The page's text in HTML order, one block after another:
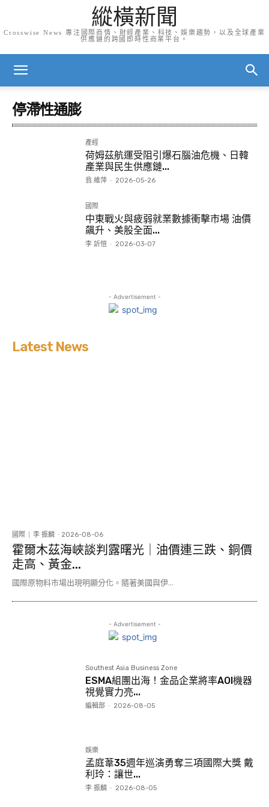
縱橫新聞
Crosswise News 專注國際商情、財經產業、科技、娛樂趨勢，以及全球產業
供應鏈的跨國即時性商業平台。
停滯性通膨
產經
荷姆茲航運受阻引爆石腦油危機、日韓
產業與民生供應鏈...
翁 維萍 - 2026-05-26
國際
中東戰火與疲弱就業數據衝擊市場 油價
飆升、美股全面...
李 訢愷 - 2026-03-07
- Advertisement -
Latest News
國際 李 振麟 - 2026-08-06
霍爾木茲海峽談判露曙光｜油價連三跌、銅價
走高、黃金...
國際原物料市場出現明顯分化。隨著美國與伊...
- Advertisement -
Southest Asia Business Zone
ESMA組團出海！金品企業將率AOI機器
視覺實力亮...
編輯部 - 2026-08-05
娛樂
孟庭葦35週年巡演勇奪三項國際大獎 戴
利玲：讓世...
李 振麟 - 2026-08-05